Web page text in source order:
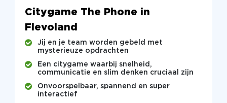
Citygame The Phone in
Flevoland
Jij en je team worden gebeld met
mysterieuze opdrachten
Een citygame waarbij snelheid,
communicatie en slim denken cruciaal zijn
Onvoorspelbaar, spannend en super
interactief